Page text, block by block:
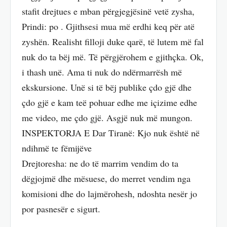
stafit drejtues e mban përgjegjësinë vetë zysha,
Prindi: po . Gjithsesi mua më erdhi keq për atë
zyshën. Realisht filloji duke qarë, të lutem më fal
nuk do ta bëj më. Të përgjërohem e gjithçka. Ok,
i thash unë. Ama ti nuk do ndërmarrësh më
ekskursione. Unë si të bëj publike çdo gjë dhe
çdo gjë e kam teë pohuar edhe me içizime edhe
me video, me çdo gjë. Asgjë nuk më mungon.
INSPEKTORJA E Dar Tiranë: Kjo nuk është në
ndihmë te fëmijëve
Drejtoresha: ne do të marrim vendim do ta
dëgjojmë dhe mësuese, do merret vendim nga
komisioni dhe do lajmërohesh, ndoshta nesër jo
por pasnesër e sigurt.